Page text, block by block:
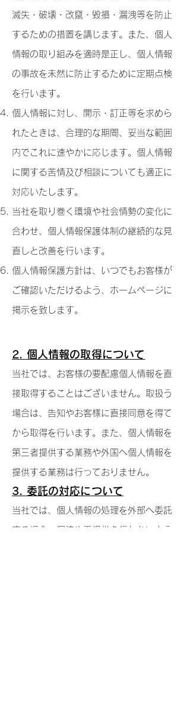
滅失・破壊・改竄・毀損・漏洩等を防止
するための措置を講じます。 また、個人
情報の取り組みを適時是正し、個人情報
の事故を未然に防止するために定期点検
を行います。
個人情報に対し、開示・訂正等を求めら
れたときは、合理的な期間、妥当な範囲
内でこれに速やかに応じます。 個人情報
に関する苦情及び相談についても適正に
対応いたします。
当社を取り巻く環境や社会情勢の変化に
合わせ、個人情報保護体制の継続的な見
直 しと改善を行います。
個人情報保護方針は、いつでもお客様が
ご確認いただけるよう、ホームページに
掲示を致します。
2. 個人情報の取得について
当社では、お客様の要配慮個人情報を直
接取得することはございません。取扱う
場合は、告知やお客様に直接同意を得て
から取得を行います。また、個人情報を
第三者提供する業務や外国へ個人情報を
提供する業務は行っておりません。
3. 委託の対応について
当社では、個人情報の処理を外部へ委託
する場合、漏洩や再提供を行わないよう